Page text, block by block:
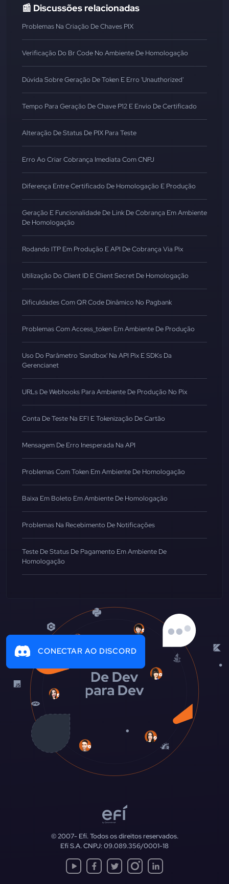
📰 Discussões relacionadas
Problemas Na Criação De Chaves PIX
Verificação Do Br Code No Ambiente De Homologação
Dúvida Sobre Geração De Token E Erro 'Unauthorized'
Tempo Para Geração De Chave P12 E Envio De Certificado
Alteração De Status De PIX Para Teste
Erro Ao Criar Cobrança Imediata Com CNPJ
Diferença Entre Certificado De Homologação E Produção
Geração E Funcionalidade De Link De Cobrança Em Ambiente
De Homologação
Rodando ITP Em Produção E API De Cobrança Via Pix
Utilização Do Client ID E Client Secret De Homologação
Dificuldades Com QR Code Dinâmico No Pagbank
Problemas Com Access_token Em Ambiente De Produção
Uso Do Parâmetro 'sandbox' Na API Pix E SDKs Da
Gerencianet
URLs De Webhooks Para Ambiente De Produção No Pix
Conta De Teste Na EFI E Tokenização De Cartão
Mensagem De Erro Inesperada Na API
Problemas Com Token Em Ambiente De Homologação
Baixa Em Boleto Em Ambiente De Homologação
Problemas Na Recebimento De Notificações
Teste De Status De Pagamento Em Ambiente De
Homologação
CONECTAR AO DISCORD
© 2007-Efí. Todos os direitos reservados.
Efí S.A. CNPJ: 09.089.356/0001-18